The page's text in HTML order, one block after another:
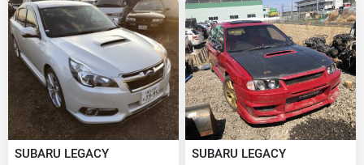
SUBARU LEGACY SUBARU LEGACY